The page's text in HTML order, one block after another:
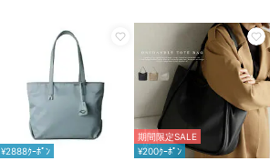
軽量 700ｇ以下 /旅行・出
イタリア製
¥2888ｸｰﾎﾟﾝ
期間限定SALE
¥200ｸｰﾎﾟﾝ